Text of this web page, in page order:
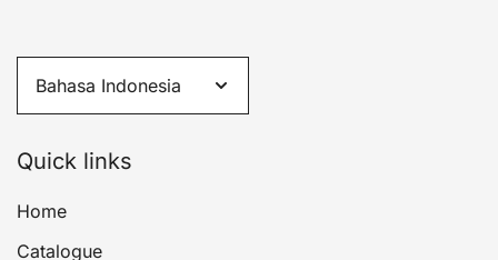
Quick links
Home
Catalogue